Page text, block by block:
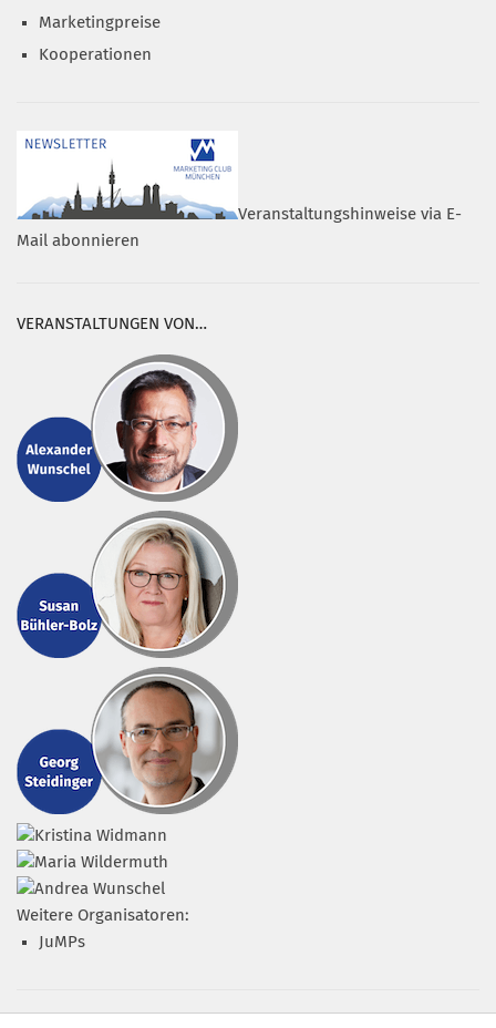
Marketingpreise
Kooperationen
Veranstaltungshinweise via E-
Mail abonnieren
VERANSTALTUNGEN VON…
Weitere Organisatoren:
JuMPs